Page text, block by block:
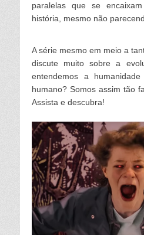
paralelas que se
história, mesmo não
A série mesmo em meio a
discute muito sobre a
entendemos a
humano? Somos assim tão
Assista e descubra!